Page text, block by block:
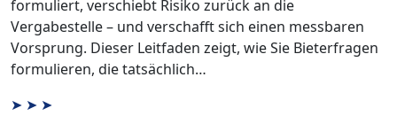
formuliert, verschiebt Risiko zurück an die
Vergabestelle – und verschafft sich einen messbaren
Vorsprung. Dieser Leitfaden zeigt, wie Sie Bieterfragen
formulieren, die tatsächlich…